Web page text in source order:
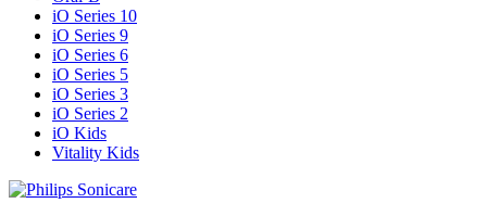
iO Series 10
iO Series 9
iO Series 6
iO Series 5
iO Series 3
iO Series 2
iO Kids
Vitality Kids